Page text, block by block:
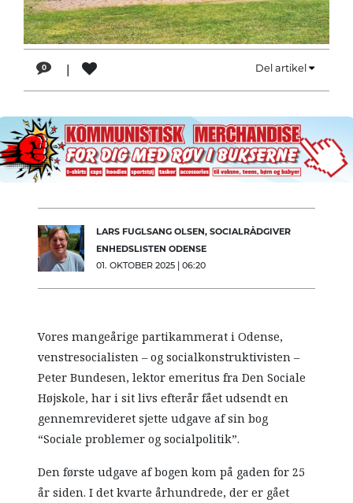
TIL
LÆSER
NAVNE
HISTORIE
TEORI
OM
ARBEJDEREN
0 Del artikel
LARS FUGLSANG OLSEN, SOCIALRÅDGIVER
ENHEDSLISTEN ODENSE
01. OKTOBER 2025 | 06:20
Vores mangeårige partikammerat i Odense,
venstresocialisten – og socialkonstruktivisten –
Peter Bundesen, lektor emeritus fra Den Sociale
Højskole, har i sit livs efterår fået udsendt en
gennemrevideret sjette udgave af sin bog
“Sociale problemer og socialpolitik”.
Den første udgave af bogen kom på gaden for 25
år siden. I det kvarte århundrede, der er gået